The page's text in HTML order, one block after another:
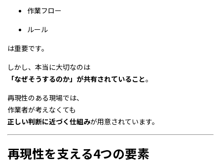
作業フロー
ルール
は重要です。
しかし、本当に大切なのは
「なぜそうするのか」が共有されていること。
再現性のある現場では、
作業者が考えなくても
正しい判断に近づく仕組みが用意されています。
再現性を支える4つの要素